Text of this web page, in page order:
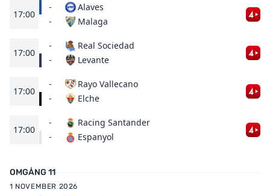
17:00
-
-
Alaves
Malaga
17:00
-
-
Real Sociedad
Levante
17:00
-
-
Rayo Vallecano
Elche
17:00
-
-
Racing Santander
Espanyol
OMGÅNG 11
1 NOVEMBER 2026